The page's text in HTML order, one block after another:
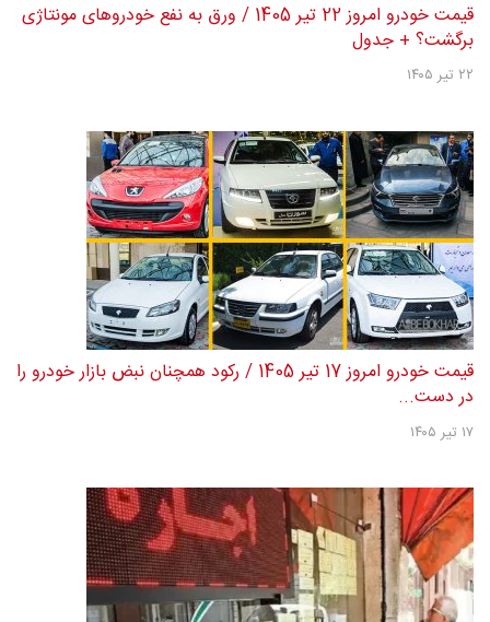
قیمت خودرو امروز 22 تیر 1405 / ورق به نفع خودروهای مونتاژی
برگشت؟ + جدول
۲۲ تیر ۱۴۰۵
قیمت خودرو امروز 17 تیر 1405 / رکود همچنان نبض بازار خودرو را
در دست...
۱۷ تیر ۱۴۰۵